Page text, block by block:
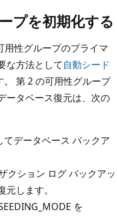
プを初期化する
性グループのプライマ
な方法として自動シード
第 2 の可用性グループ
ータベース復元は、次の
てデータベース バックア
クション ログ バックアッ
元します。
を